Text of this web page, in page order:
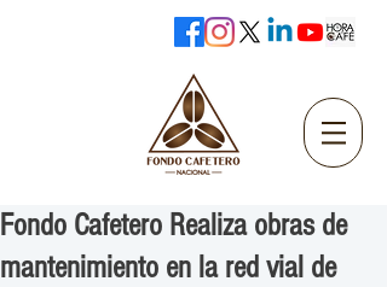
Fondo Cafetero Realiza obras de
mantenimiento en la red vial de